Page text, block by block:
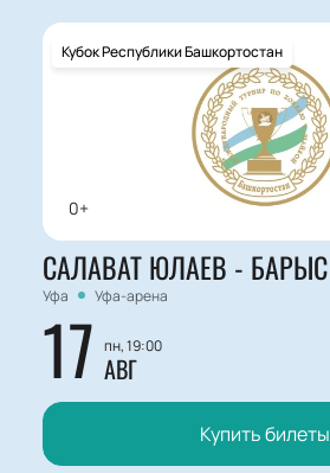
0+
Кубок Республики Башкортостан
САЛАВАТ ЮЛАЕВ - БАРЫС
Уфа Уфа-арена
17 пн, 19:00
АВГ
Купить билеты